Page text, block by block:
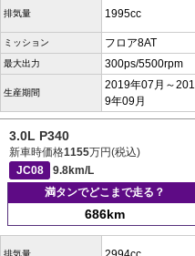
排気量 1995cc
ミッション フロア8AT
最大出力 300ps/5500rpm
生産期間
2019年07月～201
9年09月
3.0L P340
新車時価格1155万円(税込)
JC08
9.8km/L
満タンでどこまで走る？
686km
排気量